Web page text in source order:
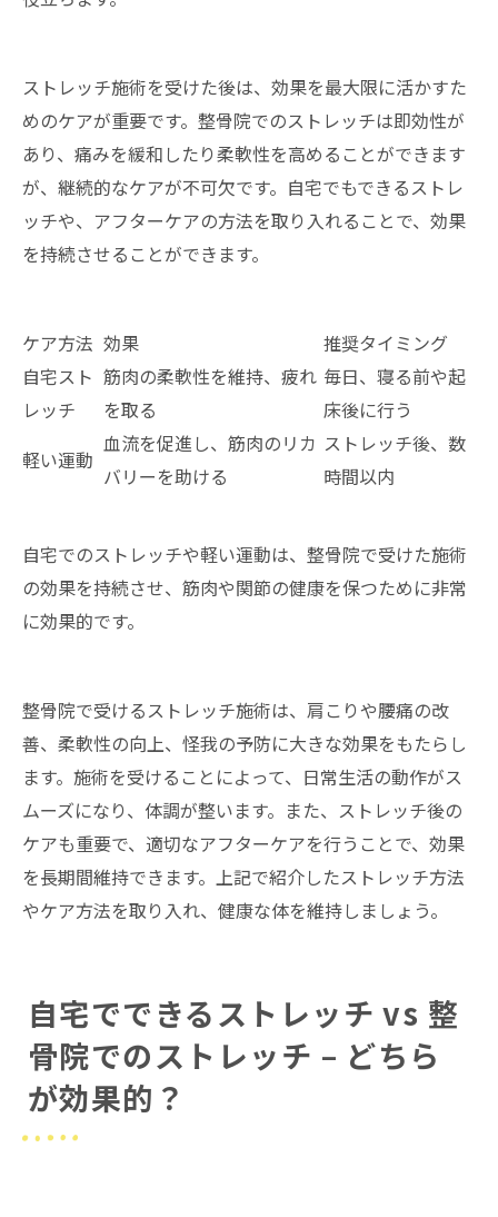
ストレッチ施術を受けた後は、効果を最大限に活かすた
めのケアが重要です。整骨院でのストレッチは即効性が
あり、痛みを緩和したり柔軟性を高めることができます
が、継続的なケアが不可欠です。自宅でもできるストレ
ッチや、アフターケアの方法を取り入れることで、効果
を持続させることができます。
ケア方法 効果
推奨タイミング
自宅スト
レッチ
筋肉の柔軟性を維持、疲れ
を取る
毎日、寝る前や起
床後に行う
軽い運動
血流を促進し、筋肉のリカ
バリーを助ける
ストレッチ後、数
時間以内
自宅でのストレッチや軽い運動は、整骨院で受けた施術
の効果を持続させ、筋肉や関節の健康を保つために非常
に効果的です。
整骨院で受けるストレッチ施術は、肩こりや腰痛の改
善、柔軟性の向上、怪我の予防に大きな効果をもたらし
ます。施術を受けることによって、日常生活の動作がス
ムーズになり、体調が整います。また、ストレッチ後の
ケアも重要で、適切なアフターケアを行うことで、効果
を長期間維持できます。上記で紹介したストレッチ方法
やケア方法を取り入れ、健康な体を維持しましょう。
自宅でできるストレッチ vs 整
骨院でのストレッチ – どちら
が効果的？